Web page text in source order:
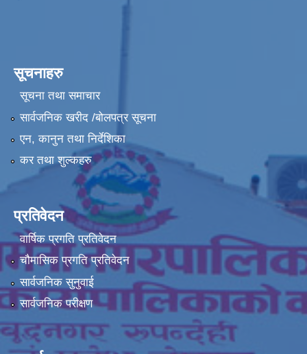
सूचनाहरु
सूचना तथा समाचार
सार्वजनिक खरीद /बोलपत्र सूचना
एन, कानुन तथा निर्देशिका
कर तथा शुल्कहरु
प्रतिवेदन
वार्षिक प्रगति प्रतिवेदन
चौमासिक प्रगति प्रतिवेदन
सार्वजनिक सुनुवाई
सार्वजनिक परीक्षण